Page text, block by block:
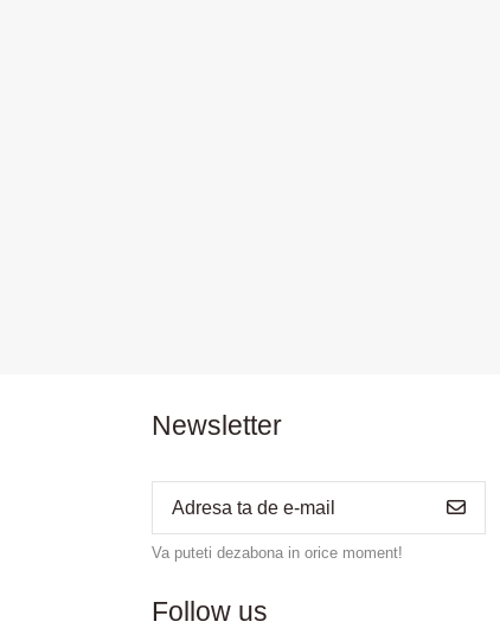
Newsletter
Va puteti dezabona in orice moment!
Follow us